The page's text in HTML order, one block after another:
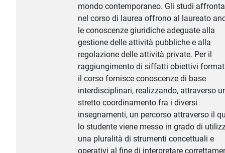
mondo contemporaneo. Gli studi
nel corso di laurea offrono al laureato
le conoscenze giuridiche adeguate alla
gestione delle attività pubbliche e alla
regolazione delle attività private. Per il
raggiungimento di siffatti obiettivi
il corso fornisce conoscenze di base
interdisciplinari, realizzando, attraverso
stretto coordinamento fra i diversi
insegnamenti, un percorso attraverso il
lo studente viene messo in grado di
una pluralità di strumenti concettuali e
operativi al fine di interpretare